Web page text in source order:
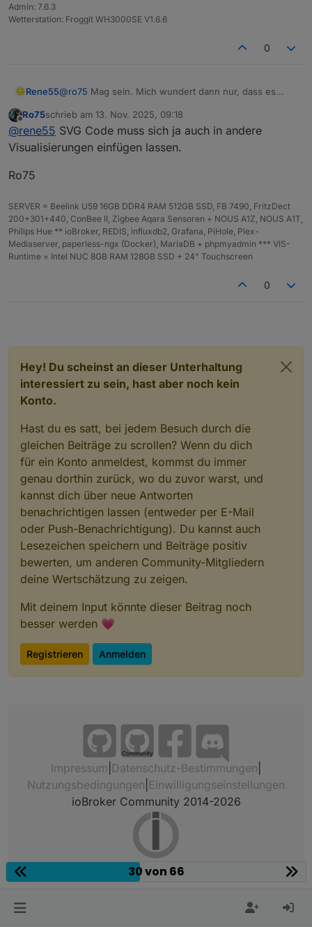
Admin: 7.6.3
Wetterstation: Froggit WH3000SE V1.6.6
0
Rene55@ro75 Mag sein. Mich wundert dann nur, dass es
Offline
Ro75schrieb am 13. Nov. 2025, 09:18
zuletzt editiert von
@rene55 SVG Code muss sich ja auch in andere
Visualisierungen einfügen lassen.
Ro75
SERVER = Beelink U59 16GB DDR4 RAM 512GB SSD, FB 7490, FritzDect
200+301+440, ConBee II, Zigbee Aqara Sensoren + NOUS A1Z, NOUS A1T,
Philips Hue ** ioBroker, REDIS, influxdb2, Grafana, PiHole, Plex-
Mediaserver, paperless-ngx (Docker), MariaDB + phpmyadmin *** VIS-
Runtime = Intel NUC 8GB RAM 128GB SSD + 24" Touchscreen
0
Hey! Du scheinst an dieser Unterhaltung
interessiert zu sein, hast aber noch kein
Konto.
Hast du es satt, bei jedem Besuch durch die
gleichen Beiträge zu scrollen? Wenn du dich
für ein Konto anmeldest, kommst du immer
genau dorthin zurück, wo du zuvor warst, und
kannst dich über neue Antworten
benachrichtigen lassen (entweder per E-Mail
oder Push-Benachrichtigung). Du kannst auch
Lesezeichen speichern und Beiträge positiv
bewerten, um anderen Community-Mitgliedern
deine Wertschätzung zu zeigen.
Mit deinem Input könnte dieser Beitrag noch
besser werden 💗
Registrieren Anmelden
Community
Impressum Datenschutz-Bestimmungen
Nutzungsbedingungen Einwilligungseinstellungen
ioBroker Community 2014-2026
30 von 66